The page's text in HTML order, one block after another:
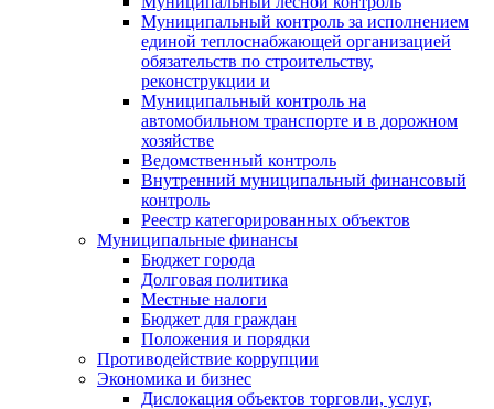
Муниципальный контроль за исполнением
единой теплоснабжающей организацией
обязательств по строительству,
реконструкции и
Муниципальный контроль на
автомобильном транспорте и в дорожном
хозяйстве
Ведомственный контроль
Внутренний муниципальный финансовый
контроль
Реестр категорированных объектов
Муниципальные финансы
Бюджет города
Долговая политика
Местные налоги
Бюджет для граждан
Положения и порядки
Противодействие коррупции
Экономика и бизнес
Дислокация объектов торговли, услуг,